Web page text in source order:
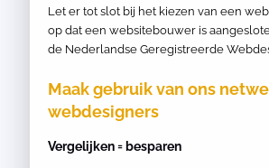
Let er tot slot bij het kiezen van een
op dat een websitebouwer is
de Nederlandse Geregistreerde
Maak gebruik van ons
webdesigners
Vergelijken = besparen